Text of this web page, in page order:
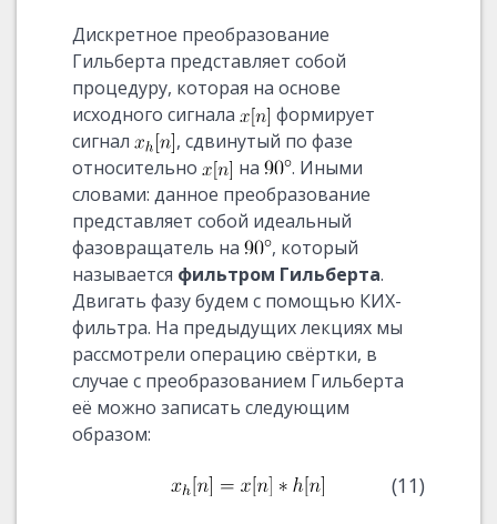
Дискретное преобразование
Гильберта представляет собой
процедуру, которая на основе
исходного сигнала
формирует
сигнал
, сдвинутый по фазе
относительно
на
. Иными
словами: данное преобразование
представляет собой идеальный
фазовращатель на
, который
называется фильтром Гильберта.
Двигать фазу будем с помощью КИХ-
фильтра. На предыдущих лекциях мы
рассмотрели операцию свёртки, в
случае с преобразованием Гильберта
её можно записать следующим
образом:
(11)